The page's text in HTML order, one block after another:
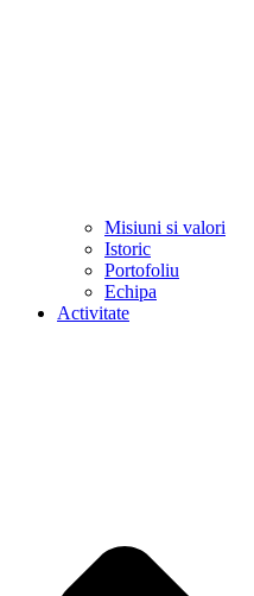
Misiuni si valori
Istoric
Portofoliu
Echipa
Activitate